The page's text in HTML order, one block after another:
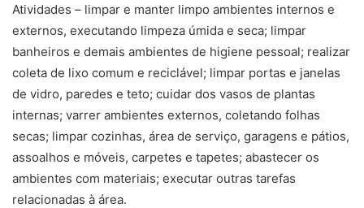
Atividades – limpar e manter limpo ambientes internos e
externos, executando limpeza úmida e seca; limpar
banheiros e demais ambientes de higiene pessoal; realizar
coleta de lixo comum e reciclável; limpar portas e janelas
de vidro, paredes e teto; cuidar dos vasos de plantas
internas; varrer ambientes externos, coletando folhas
secas; limpar cozinhas, área de serviço, garagens e pátios,
assoalhos e móveis, carpetes e tapetes; abastecer os
ambientes com materiais; executar outras tarefas
relacionadas à área.